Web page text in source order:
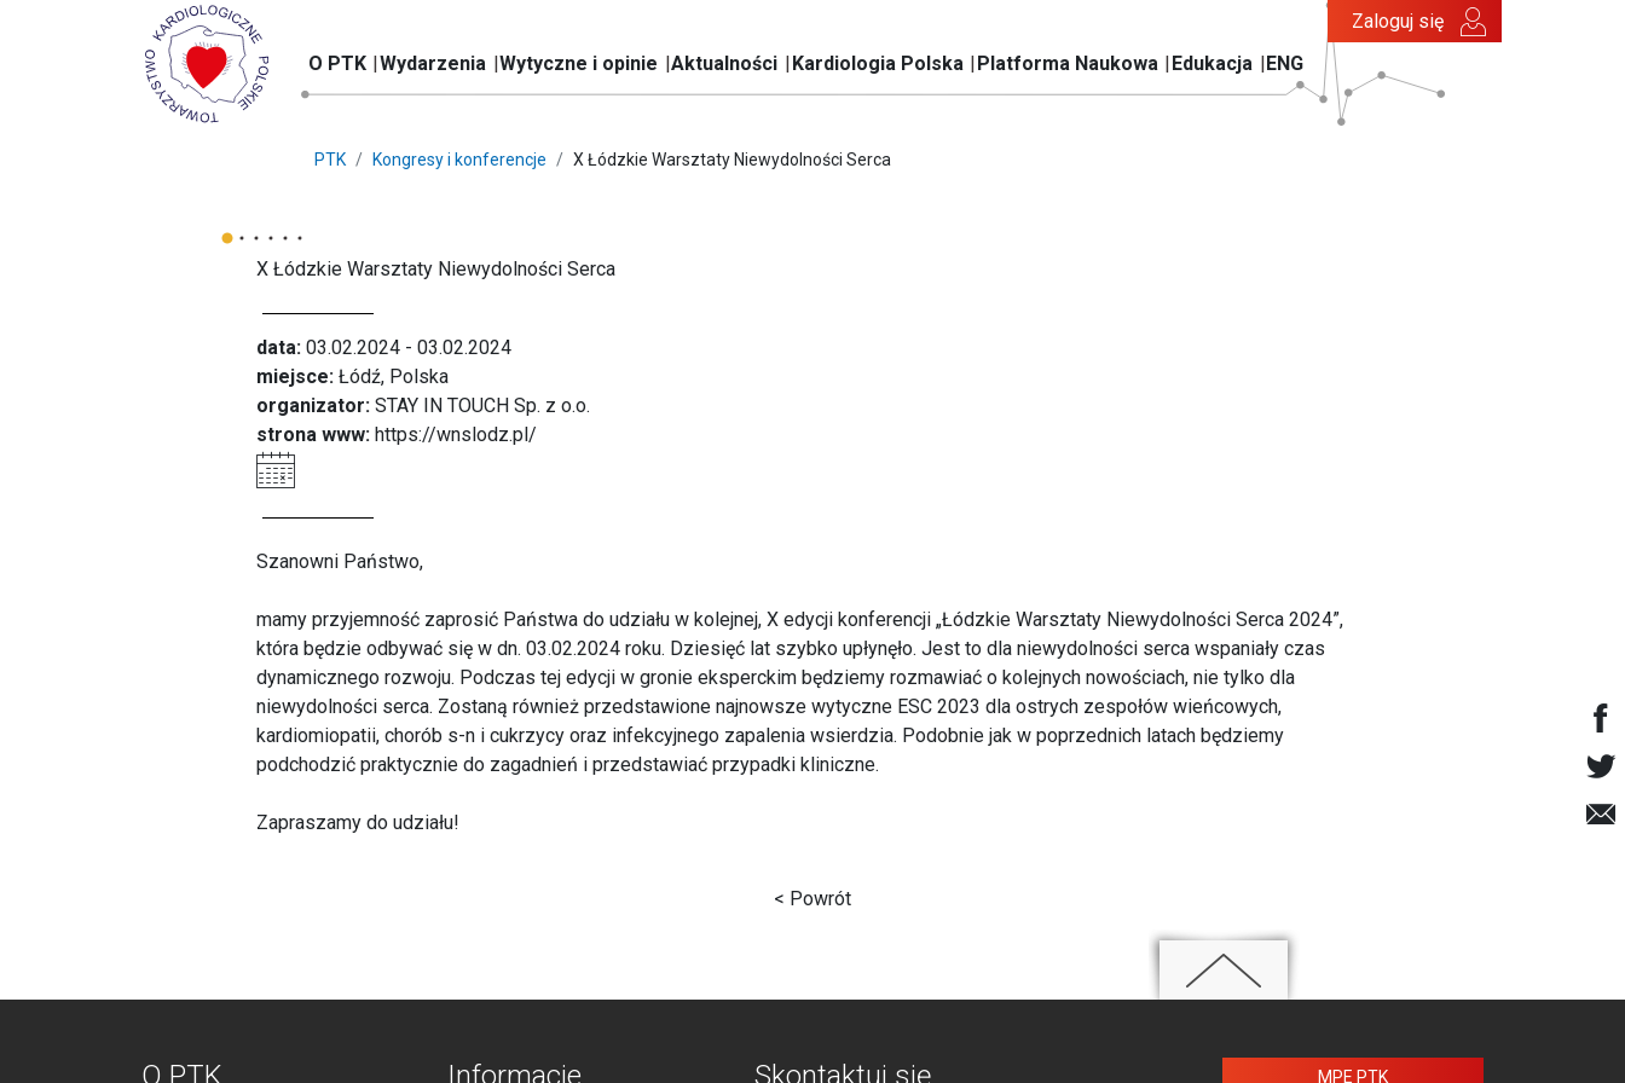
O PTK Wydarzenia Wytyczne i opinie Aktualności Kardiologia Polska Platforma Naukowa Edukacja ENG
Zaloguj się
PTK Kongresy i konferencje X Łódzkie Warsztaty Niewydolności Serca
X Łódzkie Warsztaty Niewydolności Serca
data: 03.02.2024 - 03.02.2024
miejsce: Łódź, Polska
organizator: STAY IN TOUCH Sp. z o.o.
strona www: https://wnslodz.pl/
Szanowni Państwo,
mamy przyjemność zaprosić Państwa do udziału w kolejnej, X edycji konferencji „Łódzkie Warsztaty Niewydolności Serca 2024”,
która będzie odbywać się w dn. 03.02.2024 roku. Dziesięć lat szybko upłynęło. Jest to dla niewydolności serca wspaniały czas
dynamicznego rozwoju. Podczas tej edycji w gronie eksperckim będziemy rozmawiać o kolejnych nowościach, nie tylko dla
niewydolności serca. Zostaną również przedstawione najnowsze wytyczne ESC 2023 dla ostrych zespołów wieńcowych,
kardiomiopatii, chorób s-n i cukrzycy oraz infekcyjnego zapalenia wsierdzia. Podobnie jak w poprzednich latach będziemy
podchodzić praktycznie do zagadnień i przedstawiać przypadki kliniczne.
Zapraszamy do udziału!
< Powrót
O PTK Informacje Skontaktuj się MPE PTK